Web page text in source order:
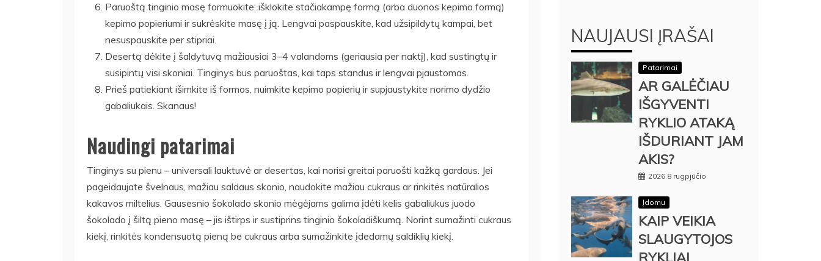
Paruoštą tinginio masę formuokite: išklokite stačiakampę formą (arba duonos kepimo formą)
kepimo popieriumi ir sukrėskite masę į ją. Lengvai paspauskite, kad užsipildytų kampai, bet
nesuspauskite per stipriai.
Desertą dėkite į šaldytuvą mažiausiai 3–4 valandoms (geriausia per naktį), kad sustingtų ir
susipintų visi skoniai. Tinginys bus paruoštas, kai taps standus ir lengvai pjaustomas.
Prieš patiekiant išimkite iš formos, nuimkite kepimo popierių ir supjaustykite norimo dydžio
gabaliukais. Skanaus!
Naudingi patarimai
Tinginys su pienu – universali lauktuvė ar desertas, kai norisi greitai paruošti kažką gardaus. Jei
pageidaujate švelnaus, mažiau saldaus skonio, naudokite mažiau cukraus ar rinkitės natūralios
kakavos miltelius. Gausesnio šokolado skonio mėgėjams galima įdėti kelis gabaliukus juodo
šokolado į šiltą pieno masę – jis ištirps ir sustiprins tinginio šokoladiškumą. Norint sumažinti cukraus
kiekį, rinkitės kondensuotą pieną be cukraus arba sumažinkite įdedamų saldiklių kiekį.
NAUJAUSI ĮRAŠAI
Patarimai
AR GALĖČIAU
IŠGYVENTI
RYKLIO ATAKĄ
IŠDURIANT JAM
AKIS?
2026 8 rugpjūčio
Įdomu
KAIP VEIKIA
SLAUGYTOJOS
RYKLIAI